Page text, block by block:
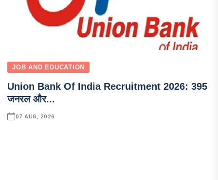
JOB AND EDUCATION
Union Bank Of India Recruitment 2026: 395
जनरल और...
07 AUG, 2026